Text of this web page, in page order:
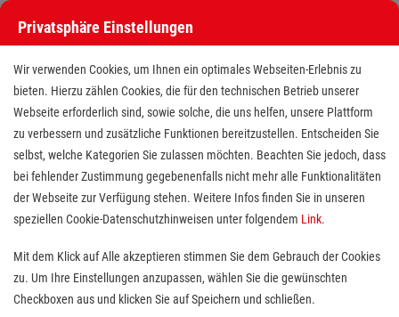
Freiwilligendienst (BFD/FSJ) in
der Erste-Hilfe Ausbildung
Standort(e):Bergisch Gladbach
Privatsphäre Einstellungen
Wir verwenden Cookies, um Ihnen ein optimales Webseiten-Erlebnis zu
bieten. Hierzu zählen Cookies, die für den technischen Betrieb unserer
Webseite erforderlich sind, sowie solche, die uns helfen, unsere Plattform
zu verbessern und zusätzliche Funktionen bereitzustellen. Entscheiden Sie
selbst, welche Kategorien Sie zulassen möchten. Beachten Sie jedoch, dass
bei fehlender Zustimmung gegebenenfalls nicht mehr alle Funktionalitäten
der Webseite zur Verfügung stehen. Weitere Infos finden Sie in unseren
speziellen Cookie-Datenschutzhinweisen unter folgendem Link.
Mit dem Klick auf Alle akzeptieren stimmen Sie dem Gebrauch der Cookies
zu. Um Ihre Einstellungen anzupassen, wählen Sie die gewünschten
Checkboxen aus und klicken Sie auf Speichern und schließen.